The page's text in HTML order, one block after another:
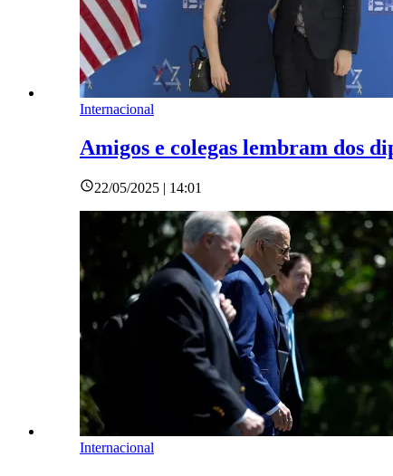
Internacional
Amigos e colegas lembram dos
22/05/2025 | 14:01
Internacional